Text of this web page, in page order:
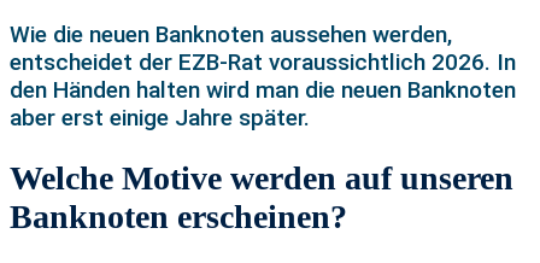
Wie die neuen Banknoten aussehen werden,
entscheidet der EZB-Rat voraussichtlich 2026. In
den Händen halten wird man die neuen Banknoten
aber erst einige Jahre später.
Welche Motive werden auf unseren
Banknoten erscheinen?